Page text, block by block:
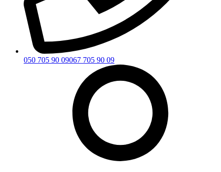
050 705 90 09067 705 90 09